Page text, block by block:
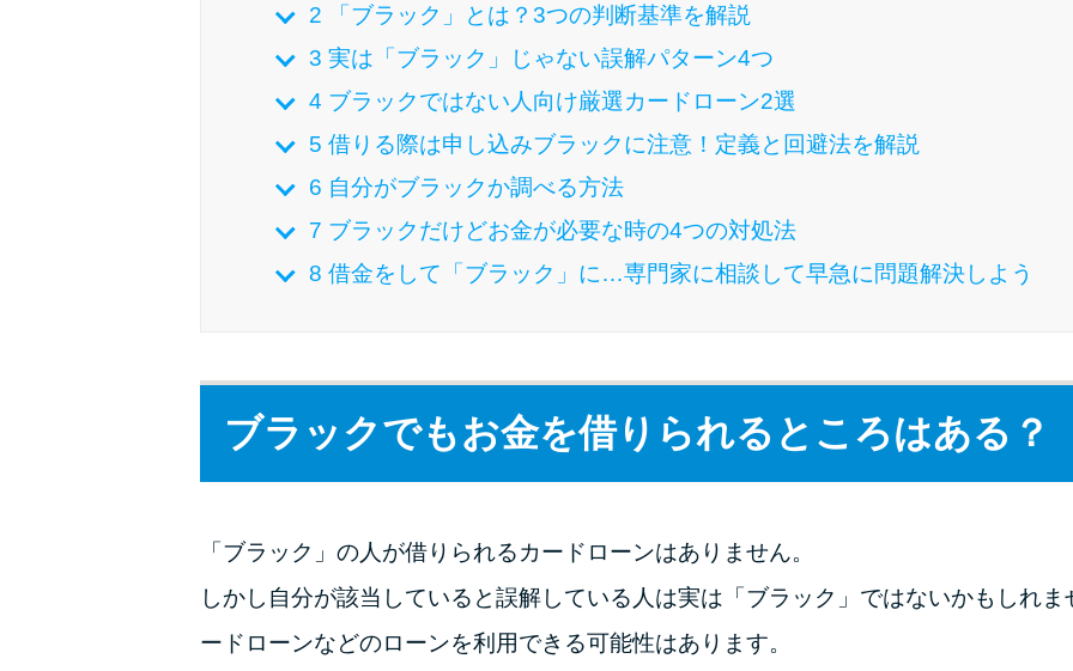
2 「ブラック」とは？3つの判断基準を解説
3 実は「ブラック」じゃない誤解パターン4つ
4 ブラックではない人向け厳選カードローン2選
5 借りる際は申し込みブラックに注意！定義と回避法を解説
6 自分がブラックか調べる方法
7 ブラックだけどお金が必要な時の4つの対処法
8 借金をして「ブラック」に…専門家に相談して早急に問題解決しよう
ブラックでもお金を借りられるところはある？
「ブラック」の人が借りられるカードローンはありません。
しかし自分が該当していると誤解している人は実は「ブラック」ではないかもしれ
ードローンなどのローンを利用できる可能性はあります。